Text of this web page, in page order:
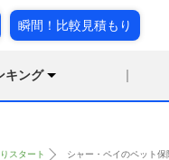
瞬間！比較見積もり
キング
スタート シャー・ペイのペット